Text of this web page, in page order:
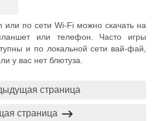
по сети Wi-Fi можно скачать на
или телефон. Часто игры
и по локальной сети вай-фай,
у вас нет блютуза.
страница
страница